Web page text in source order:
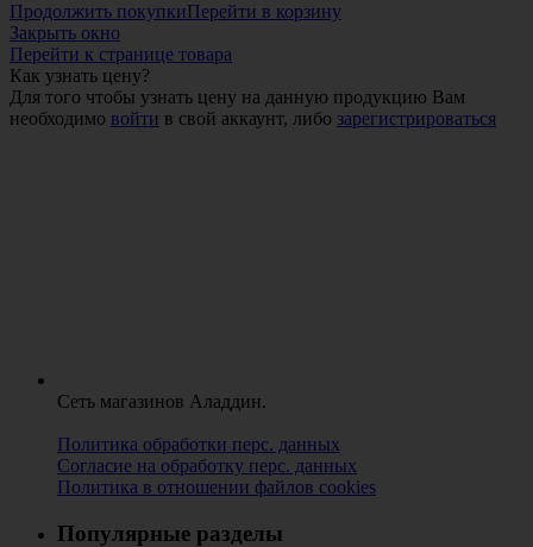
Продолжить покупкиПерейти в корзину
Закрыть окно
Перейти к странице товара
Как узнать цену?
Для того чтобы узнать цену на данную продукцию Вам
необходимо войти в свой аккаунт, либо зарегистрироваться
Сеть магазинов Аладдин.
Политика обработки перс. данных
Согласие на обработку перс. данных
Политика в отношении файлов cookies
Популярные разделы